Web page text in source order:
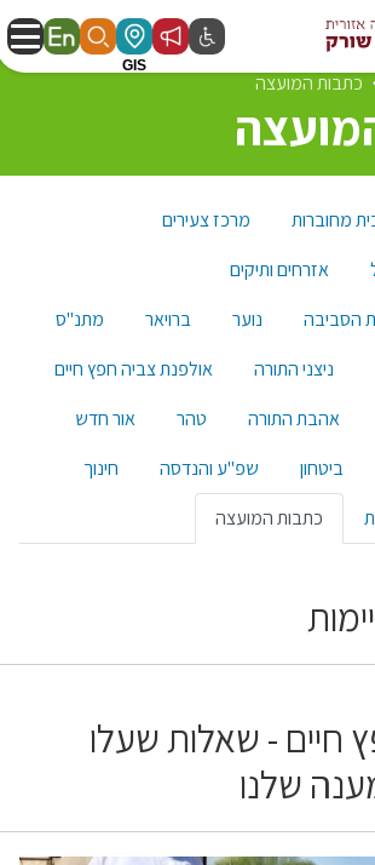
כתבות המועצה
מחוברות
מרכז צעירים
אזרחים ותיקים
הסביבה
נוער ברויאר
מתנ"ס
ניצני התורה
אולפנת צביה חפץ חיים
אהבת התורה טהר
אור חדש
ביטחון שפ"ע והנדסה
חינוך
כתבות המועצה
חיים - שאלות שעלו
שלנו